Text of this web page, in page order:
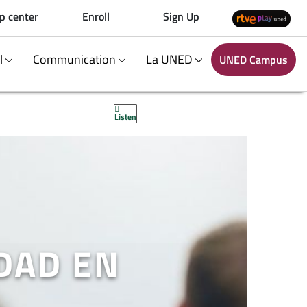
center Enroll Sign Up
Communication La UNED UNED Campus
Listen
EN